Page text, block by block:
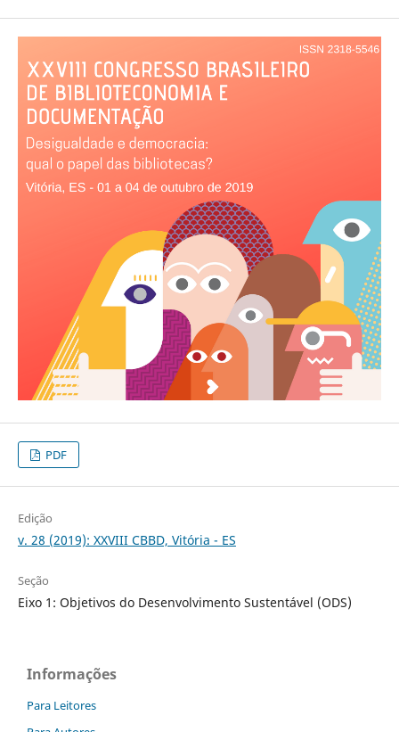
PDF
Edição
v. 28 (2019): XXVIII CBBD, Vitória - ES
Seção
Eixo 1: Objetivos do Desenvolvimento Sustentável (ODS)
Informações
Para Leitores